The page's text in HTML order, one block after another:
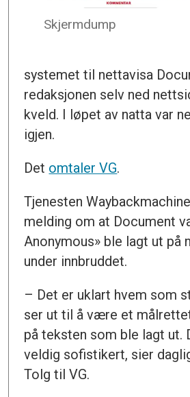
Skjermdump
systemet til nettavisa
redaksjonen selv ned
kveld. I løpet av natta var
igjen.
Det omtaler VG.
Tjenesten
melding om at Document
Anonymous» ble lagt ut på
under innbruddet.
– Det er uklart hvem som
ser ut til å være et
på teksten som ble lagt ut.
veldig sofistikert, sier
Tolg til VG.